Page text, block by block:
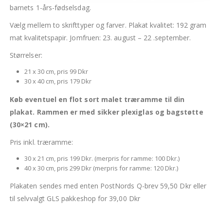
barnets 1-års-fødselsdag.
Vælg mellem to skrifttyper og farver. Plakat kvalitet: 192 gram
mat kvalitetspapir. Jomfruen: 23. august – 22 .september.
Størrelser:
21 x 30 cm, pris 99 Dkr
30 x 40 cm, pris 179 Dkr
Køb eventuel en flot sort malet træramme til din
plakat. Rammen er med sikker plexiglas og bagstøtte
(30×21 cm).
Pris inkl. træramme:
30 x 21 cm, pris 199 Dkr. (merpris for ramme: 100 Dkr.)
40 x 30 cm, pris 299 Dkr (merpris for ramme: 120 Dkr.)
Plakaten sendes med enten PostNords Q-brev 59,50 Dkr eller
til selvvalgt GLS pakkeshop for 39,00 Dkr